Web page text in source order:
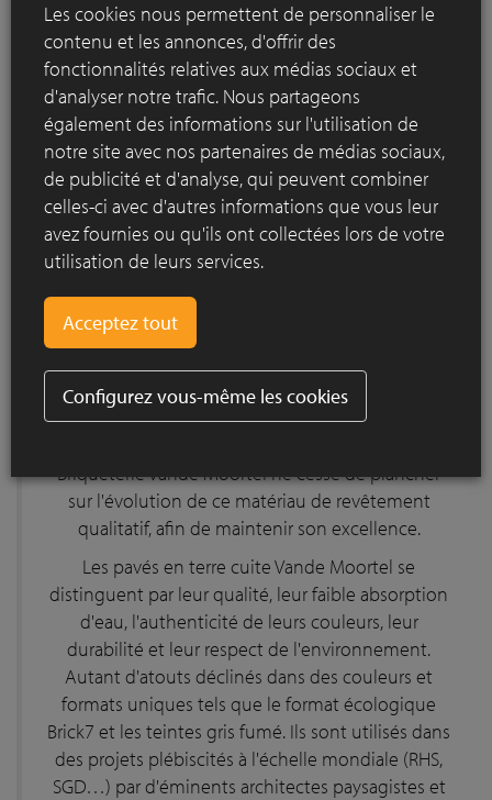
ainsi conférer une dimension supplémentaire à
n'importe quel espace extérieur. Leurs différents
formats, couleurs et appareillages offrent
d'innombrables possibilités conceptuelles, et se
combinent à merveille avec d'autres matériaux.
Résolument naturels, ces pavés conviennent pour
tout environnement, présentent une longue
durée de vie et peuvent être réutilisés comme
matière première.
revêtement authentique, très typé et souvent
utilisé, qu'on retrouve systématiquement dans
pittoresques, bordures, escaliers, terrasses, allées
d'accès, places publiques, rues, trottoirs, etc.
Briqueterie Vande Moortel ne cesse de plancher
sur l'évolution de ce matériau de revêtement
qualitatif, afin de maintenir son excellence.
Les pavés en terre cuite Vande Moortel se
distinguent par leur qualité, leur faible absorption
d'eau, l'authenticité de leurs couleurs, leur
durabilité et leur respect de l'environnement.
Autant d'atouts déclinés dans des couleurs et
formats uniques tels que le format écologique
Brick7 et les teintes gris fumé. Ils sont utilisés dans
des projets plébiscités à l'échelle mondiale (RHS,
SGD…) par d'éminents architectes paysagistes et
Les cookies nous permettent de personnaliser le
contenu et les annonces, d'offrir des
fonctionnalités relatives aux médias sociaux et
d'analyser notre trafic. Nous partageons
également des informations sur l'utilisation de
notre site avec nos partenaires de médias sociaux,
de publicité et d'analyse, qui peuvent combiner
celles-ci avec d'autres informations que vous leur
avez fournies ou qu'ils ont collectées lors de votre
utilisation de leurs services.
Configurez vous-même les cookies